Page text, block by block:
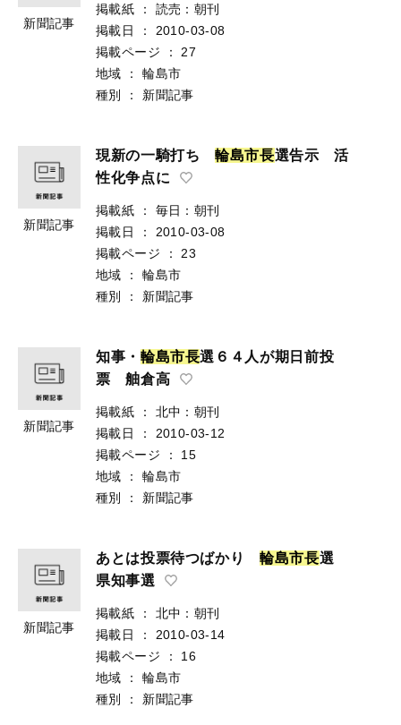
新聞記事
掲載紙 ：
読売：朝刊
掲載日
：
2010-03-08
掲載ページ
：
27
地域
：
輪島市
種別
： 新聞記事
新聞記事
現新の一騎打ち輪島市長選告示 活
性化争点に
掲載紙 ：
毎日：朝刊
掲載日
：
2010-03-08
掲載ページ
：
23
地域
：
輪島市
種別
： 新聞記事
新聞記事
知事・ 輪島市長選６４人が期日前投
票 舳倉高
掲載紙 ：
北中：朝刊
掲載日
：
2010-03-12
掲載ページ
：
15
地域
：
輪島市
種別
： 新聞記事
新聞記事
あとは投票待つばかり輪島市長選
県知事選
掲載紙 ：
北中：朝刊
掲載日
：
2010-03-14
掲載ページ
：
16
地域
：
輪島市
種別
： 新聞記事